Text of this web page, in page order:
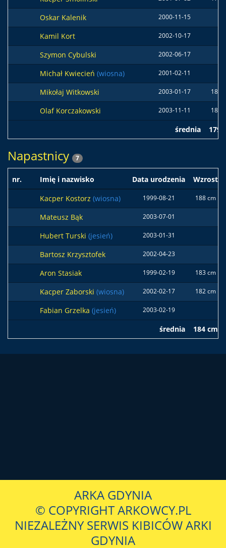
Oskar Kalenik 2000-11-15
Kamil Kort 2002-10-17
Szymon Cybulski 2002-06-17
Michał Kwiecień (wiosna) 2001-02-11
Mikołaj Witkowski 2003-01-17 184
Olaf Korczakowski 2003-11-11 183
średnia 179
Napastnicy 7
nr. Imię i nazwisko Data urodzenia
Wzrost
Kacper Kostorz (wiosna) 1999-08-21 188 cm
Mateusz Bąk 2003-07-01
Hubert Turski (jesień) 2003-01-31
Bartosz Krzysztofek 2002-04-23
Aron Stasiak 1999-02-19 183 cm
Kacper Zaborski (wiosna) 2002-02-17 182 cm
Fabian Grzelka (jesień) 2003-02-19
średnia 184 cm
ARKA GDYNIA
© COPYRIGHT ARKOWCY.PL
NIEZALEŻNY SERWIS KIBICÓW ARKI
GDYNIA